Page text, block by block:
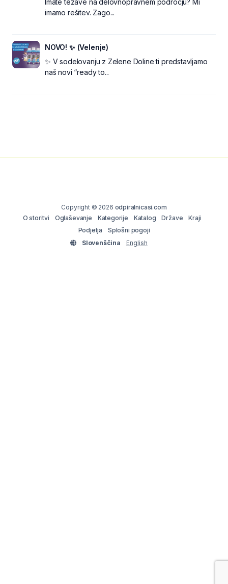
Imate težave na delovnopravnem področju? Mi
imamo rešitev. Zago...
NOVO! ✨ (Velenje)
✨ V sodelovanju z Zelene Doline ti predstavljamo
naš novi “ready to...
Copyright © 2026 odpiralnicasi.com
O storitvi
Oglaševanje Kategorije Katalog Države
Kraji
Podjetja
Splošni pogoji
Slovenščina
English